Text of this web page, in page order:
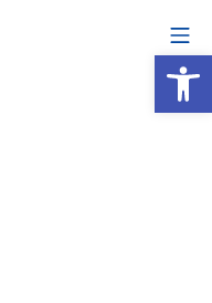
Ouvrir la barre d’outils